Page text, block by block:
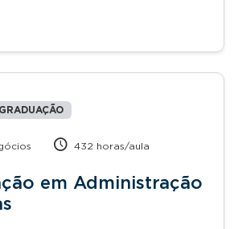
432 horas/aula
em Administração